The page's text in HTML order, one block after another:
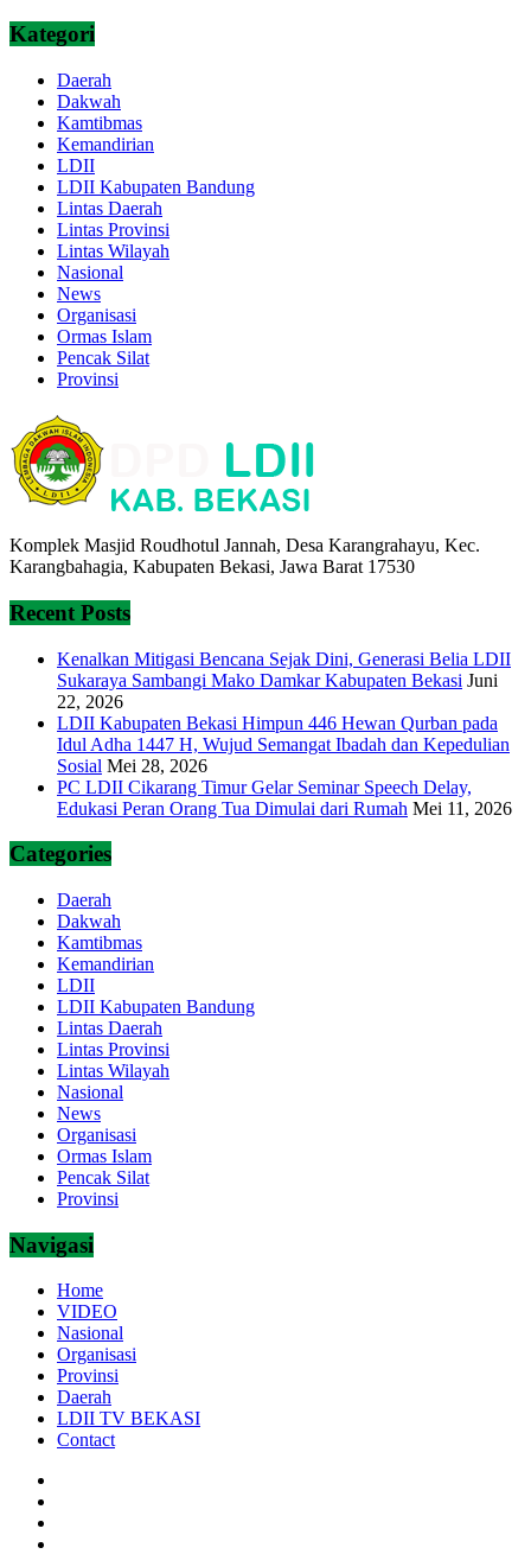
Kategori
Daerah
Dakwah
Kamtibmas
Kemandirian
LDII
LDII Kabupaten Bandung
Lintas Daerah
Lintas Provinsi
Lintas Wilayah
Nasional
News
Organisasi
Ormas Islam
Pencak Silat
Provinsi
Komplek Masjid Roudhotul Jannah, Desa Karangrahayu, Kec.
Karangbahagia, Kabupaten Bekasi, Jawa Barat 17530
Recent Posts
Kenalkan Mitigasi Bencana Sejak Dini, Generasi Belia LDII
Sukaraya Sambangi Mako Damkar Kabupaten Bekasi Juni
22, 2026
LDII Kabupaten Bekasi Himpun 446 Hewan Qurban pada
Idul Adha 1447 H, Wujud Semangat Ibadah dan Kepedulian
Sosial Mei 28, 2026
PC LDII Cikarang Timur Gelar Seminar Speech Delay,
Edukasi Peran Orang Tua Dimulai dari Rumah Mei 11, 2026
Categories
Daerah
Dakwah
Kamtibmas
Kemandirian
LDII
LDII Kabupaten Bandung
Lintas Daerah
Lintas Provinsi
Lintas Wilayah
Nasional
News
Organisasi
Ormas Islam
Pencak Silat
Provinsi
Navigasi
Home
VIDEO
Nasional
Organisasi
Provinsi
Daerah
LDII TV BEKASI
Contact